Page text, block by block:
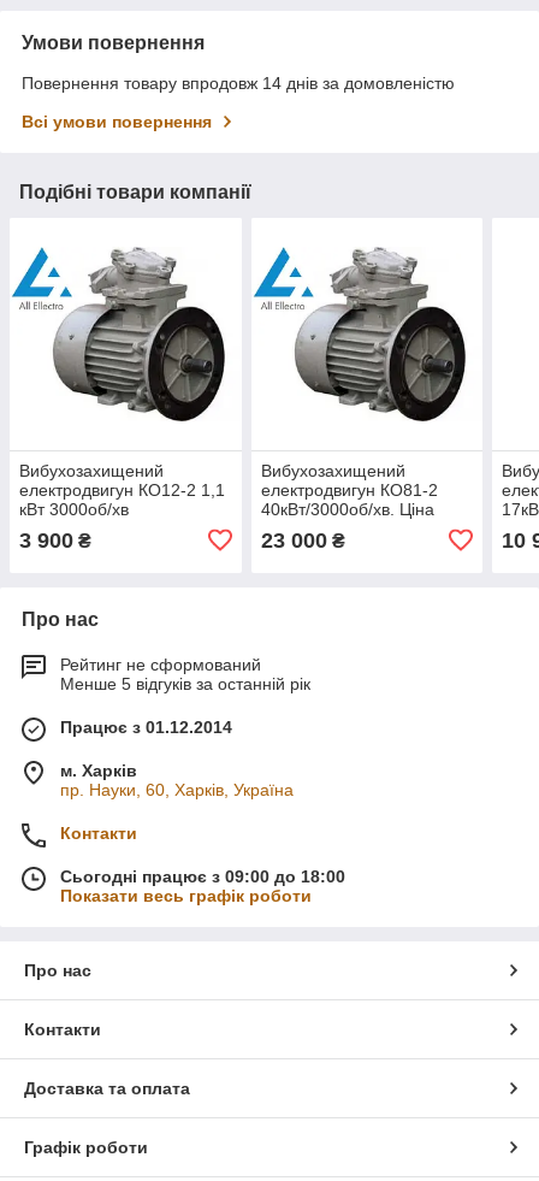
Умови повернення
Повернення товару впродовж 14 днів за домовленістю
Всі умови повернення
Подібні товари компанії
Вибухозахищений
електродвигун КО12-2 1,1
кВт 3000об/хв
3 900 ₴
Вибухозахищений
електродвигун КО81-2
40кВт/3000об/хв. Ціна
23 000₴ 10
Про нас
Рейтинг не сформований
Менше 5 відгуків за останній рік
Працює з 01.12.2014
м. Харків
пр. Науки, 60, Харків, Україна
Контакти
Сьогодні працює з 09:00 до 18:00
Показати весь графік роботи
Про нас
Контакти
Доставка та оплата
Графік роботи